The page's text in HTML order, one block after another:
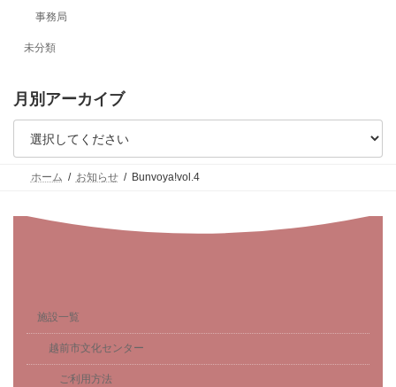
事務局
未分類
月別アーカイブ
ホーム お知らせ Bunvoya!vol.4
施設一覧
越前市文化センター
ご利用方法